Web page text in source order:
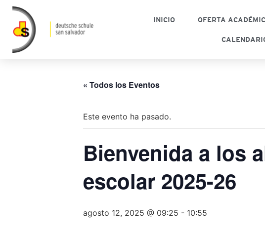
INICIO OFERTA
« Todos los Eventos
Este evento ha pasado.
Bienvenida a los
escolar 2025-26
agosto 12, 2025 @ 09:25 - 10:55